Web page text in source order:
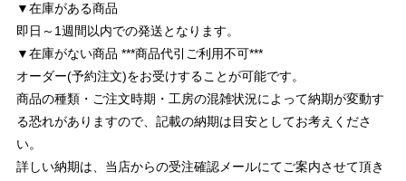
▼在庫がある商品
即日～1週間以内での発送となります。
▼在庫がない商品 ***商品代引ご利用不可***
オーダー(予約注文)をお受けすることが可能です。
商品の種類・ご注文時期・工房の混雑状況によって納期が変動す
る恐れがありますので、記載の納期は目安としてお考えくださ
い。
詳しい納期は、当店からの受注確認メールにてご案内させて頂き